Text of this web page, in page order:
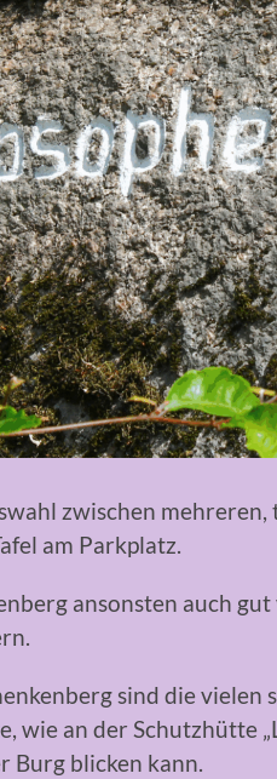
zwischen
am Parkplatz.
ansonsten auch
sind die
wie an der Schutzhütte
Burg blicken kann.